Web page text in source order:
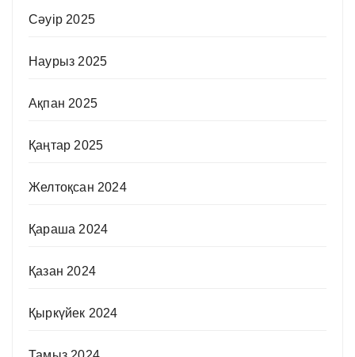
Сәуір 2025
Наурыз 2025
Ақпан 2025
Қаңтар 2025
Желтоқсан 2024
Қараша 2024
Қазан 2024
Қыркүйек 2024